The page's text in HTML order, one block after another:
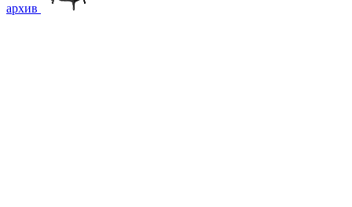
архив